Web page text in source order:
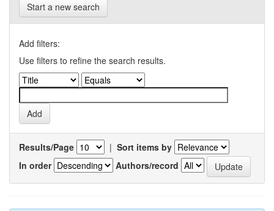
Start a new search
Add filters:
Use filters to refine the search results.
Results/Page | Sort items by
In order
Authors/record